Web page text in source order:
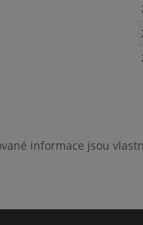
informace jsou